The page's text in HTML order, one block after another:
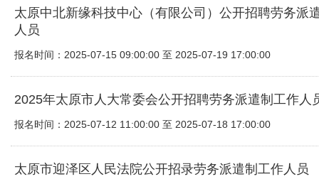
太原中北新缘科技中心（有限公司）公开招聘劳务派
人员
报名时间：2025-07-15 09:00:00 至 2025-07-19 17:00:00
2025年太原市人大常委会公开招聘劳务派遣制工作人
报名时间：2025-07-12 11:00:00 至 2025-07-18 17:00:00
太原市迎泽区人民法院公开招录劳务派遣制工作人员